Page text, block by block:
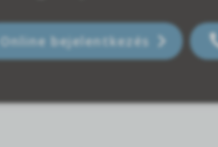
Online bejelentkezés